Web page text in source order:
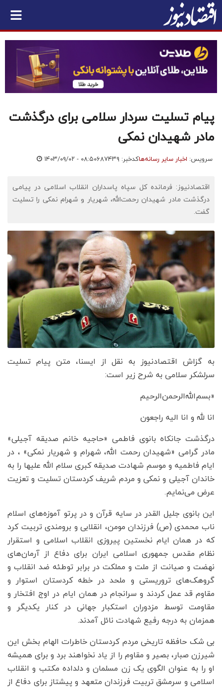
پیام تسلیت سردار سلامی برای درگذشت
مادر شهیدان نمکی
سرویس: اخبار سایر رسانه‌هاکدخبر: ۶۸۷۴۳۹ ۱۴۰۳/۰۹/۰۲ - ۰۸:۵۰
اقتصادنیوز: فرمانده کل سپاه پاسداران انقلاب اسلامی در پیامی
درگذشت مادر شهیدان رحمت‌الله، شهریار و شهرام نمکی را تسلیت
گفت.
به گزاش اقتصادنیوز به نقل از ایسنا، متن پیام تسلیت
سرلشکر سلامی به شرح زیر است:
«بسم‌الله‌الرحمن‌الرحیم
انا لله و انا الیه راجعون
درگذشت جانکاه بانوی فاطمی «حاجیه خانم صدیقه آجیلی»
مادر گرامی «شهیدان رحمت الله، شهرام و شهریار نمکی» ، در
ایام فاطمیه و موسم شهادت صدیقه کبری سلام الله علیها را به
خاندان آجیلی و نمکی و مردم شریف کردستان تسلیت و تعزیت
عرض می‌نمایم.
این بانوی جلیل القدر در سایه قرآن و در پرتو آموزه‌های اسلام
ناب محمدی (ص) فرزندان مومن، انقلابی و برومندی تربیت کرد
که در همان ایام نخستین پیروزی انقلاب اسلامی و استقرار
نظام مقدس جمهوری اسلامی ایران برای دفاع از آرمان‌های
نهضت و صیانت از ملت و مملکت در برابر توطئه ضد انقلاب و
گروهک‌های تروریستی و ملحد در خطه کردستان استوار و
مقاوم قد عمل کردند و سرانجام در همان ایام در اوج افتخار و
مقاومت توسط مزدوران استکبار جهانی در کنار یکدیگر و
همزمان به درجه رفیع شهادت نائل آمدند.
بی شک حافظه تاریخی مردم کردستان خاطرات الهام بخش این
شیرزن صبار، بصیر و مقاوم را از یاد نخواهند برد و برای همیشه
او را به عنوان الگوی یک زن مسلمان و دلداده مکتب و انقلاب
اسلامی و سرمشق تربیت فرزندان متعهد و پیشتاز برای دفاع از